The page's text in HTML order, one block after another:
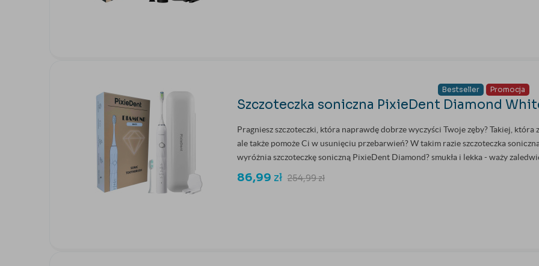
Bestseller Promocja
Szczoteczka soniczna PixieDent Diamond
Pragniesz szczoteczki, która naprawdę dobrze wyczyści Twoje zęby? Takiej,
ale także pomoże Ci w usunięciu przebarwień? W takim razie szczoteczka
wyróżnia szczoteczkę soniczną PixieDent Diamond? smukła i lekka - waży
86,99 zł 254,99zł